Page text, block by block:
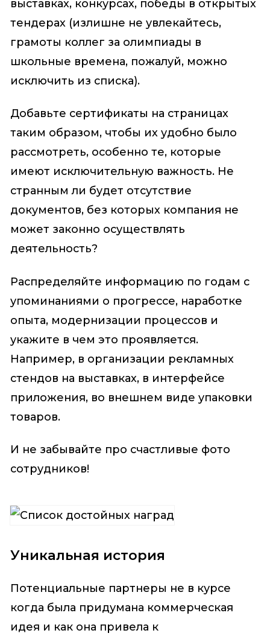
выставках, конкурсах, победы в открытых
тендерах (излишне не увлекайтесь,
грамоты коллег за олимпиады в
школьные времена, пожалуй, можно
исключить из списка).
Добавьте сертификаты на страницах
таким образом, чтобы их удобно было
рассмотреть, особенно те, которые
имеют исключительную важность. Не
странным ли будет отсутствие
документов, без которых компания не
может законно осуществлять
деятельность?
Распределяйте информацию по годам с
упоминаниями о прогрессе, наработке
опыта, модернизации процессов и
укажите в чем это проявляется.
Например, в организации рекламных
стендов на выставках, в интерфейсе
приложения, во внешнем виде упаковки
товаров.
И не забывайте про счастливые фото
сотрудников!
Уникальная история
Потенциальные партнеры не в курсе
когда была придумана коммерческая
идея и как она привела к